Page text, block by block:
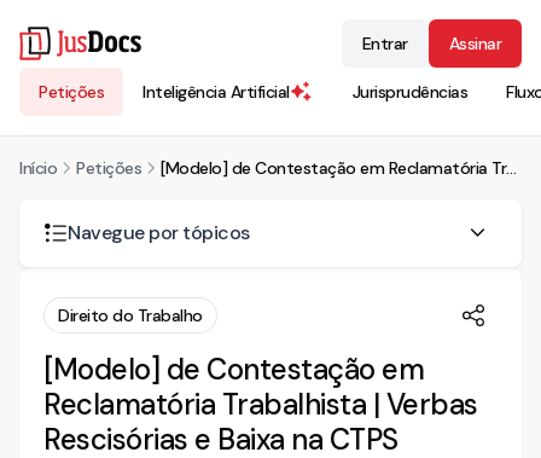
Petições Inteligência Artificial Jurisprudências
Entrar Assinar
Início Petições [Modelo] de Contestação em Reclamatória Trabalhista | Verbas Rescisórias e Baixa na CTPS
Navegue por tópicos
CONTESTAÇÃO
DA ADMISSÃO E DEMISSÃO
Direito do Trabalho
[Modelo] de Contestação em
Reclamatória Trabalhista | Verbas
Rescisórias e Baixa na CTPS